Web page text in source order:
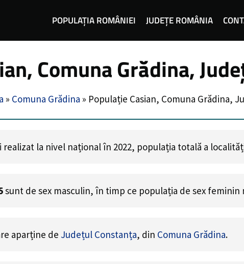
POPULAȚIA ROMÂNIEI JUDEȚE ROMÂNIA
Comuna Grădina,
» Comuna Grădina » Populație Casian, Comuna Grădina,
la nivel național în 2022, populația totală a
sunt de sex masculin, în timp ce populația de sex feminin
aparține de Județul Constanța, din Comuna Grădina.